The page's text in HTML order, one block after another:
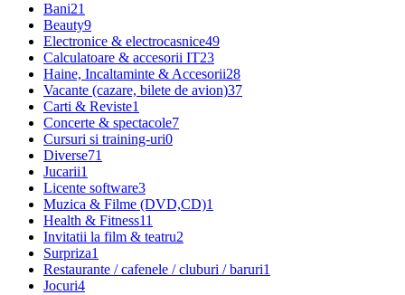
Bani21
Beauty9
Electronice & electrocasnice49
Calculatoare & accesorii IT23
Haine, Incaltaminte & Accesorii28
Vacante (cazare, bilete de avion)37
Carti & Reviste1
Concerte & spectacole7
Cursuri si training-uri0
Diverse71
Jucarii1
Licente software3
Muzica & Filme (DVD,CD)1
Health & Fitness11
Invitatii la film & teatru2
Surpriza1
Restaurante / cafenele / cluburi / baruri1
Jocuri4